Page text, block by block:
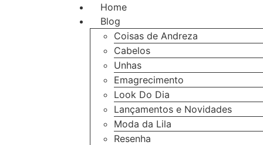
Home
Blog
Coisas de Andreza
Cabelos
Unhas
Emagrecimento
Look Do Dia
Lançamentos e Novidades
Moda da Lila
Resenha